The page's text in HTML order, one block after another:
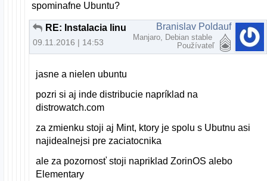
spominafne Ubuntu?
RE: Instalacia linuxu
09.11.2016 | 14:53
Branislav Poldauf
Manjaro, Debian stable
Používateľ
jasne a nielen ubuntu
pozri si aj inde distribucie napríklad na
distrowatch.com
za zmienku stoji aj Mint, ktory je spolu s Ubutnu asi
najidealnejsi pre zaciatocnika
ale za pozornosť stoji napriklad ZorinOS alebo
Elementary